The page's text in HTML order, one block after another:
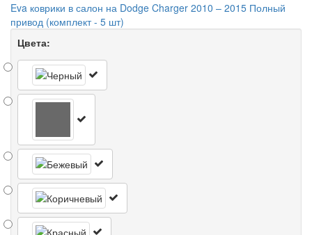
Eva коврики в салон на Dodge Charger 2010 – 2015 Полный
привод (комплект - 5 шт)
Цвета: